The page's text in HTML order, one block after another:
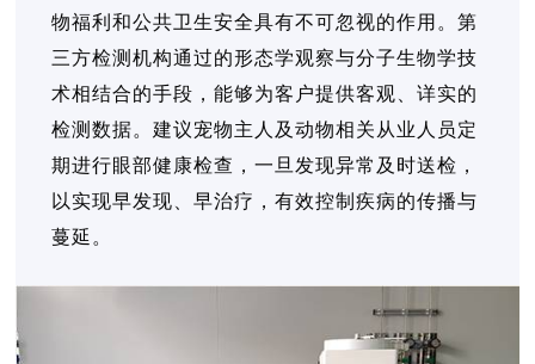
物福利和公共卫生安全具有不可忽视的作用。第
三方检测机构通过的形态学观察与分子生物学技
术相结合的手段，能够为客户提供客观、详实的
检测数据。建议宠物主人及动物相关从业人员定
期进行眼部健康检查，一旦发现异常及时送检，
以实现早发现、早治疗，有效控制疾病的传播与
蔓延。